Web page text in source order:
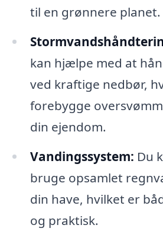
til en grønnere planet.
kan hjælpe med at
ved kraftige nedbør,
forebygge
din ejendom.
Vandingssystem: Du
bruge opsamlet
din have, hvilket er
og praktisk.